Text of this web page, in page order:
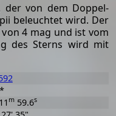
der von dem Doppel-
beleuchtet wird. Der
4 mag und ist vom
des Sterns wird mit
11 m59.6s